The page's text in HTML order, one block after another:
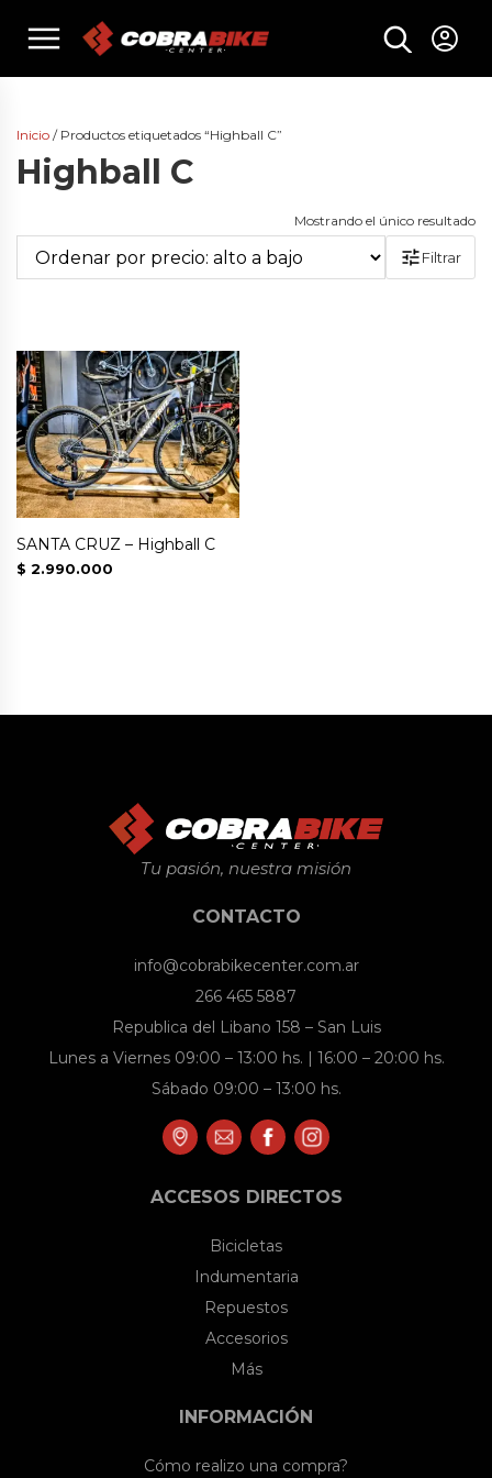
menu
Inicio / Productos etiquetados “Highball C”
Highball C
Mostrando el único resultado
Filtrar
SANTA CRUZ – Highball C
$ 2.990.000
Tu pasión, nuestra misión
CONTACTO
info@cobrabikecenter.com.ar
266 465 5887
Republica del Libano 158 – San Luis
Lunes a Viernes 09:00 – 13:00 hs. | 16:00 – 20:00 hs.
Sábado 09:00 – 13:00 hs.
ACCESOS DIRECTOS
Bicicletas
Indumentaria
Repuestos
Accesorios
Más
INFORMACIÓN
Cómo realizo una compra?